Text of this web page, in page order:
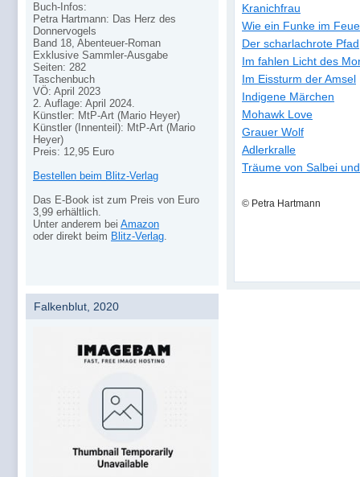
Kranichfrau
Wie ein Funke im
Der scharlachrote Pfad
Im fahlen Licht des
Im Eissturm der Amsel
Indigene Märchen
Mohawk Love
Grauer Wolf
Adlerkralle
Träume von Salbei
© Petra Hartmann
Buch-Infos:
Petra Hartmann: Das Herz des
Donnervogels
Band 18, Abenteuer-Roman
Exklusive Sammler-Ausgabe
Seiten: 282
Taschenbuch
VÖ: April 2023
2. Auflage: April 2024.
Künstler: MtP-Art (Mario Heyer)
Künstler (Innenteil): MtP-Art (Mario
Heyer)
Preis: 12,95 Euro
Bestellen beim Blitz-Verlag
Das E-Book ist zum Preis von Euro
3,99 erhältlich.
Unter anderem bei Amazon
oder direkt beim Blitz-Verlag.
Falkenblut, 2020